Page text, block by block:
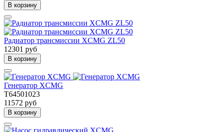
В корзину
Радиатор трансмиссии XCMG ZL50
12301 руб
В корзину
Генератор XCMG
T64501023
11572 руб
В корзину